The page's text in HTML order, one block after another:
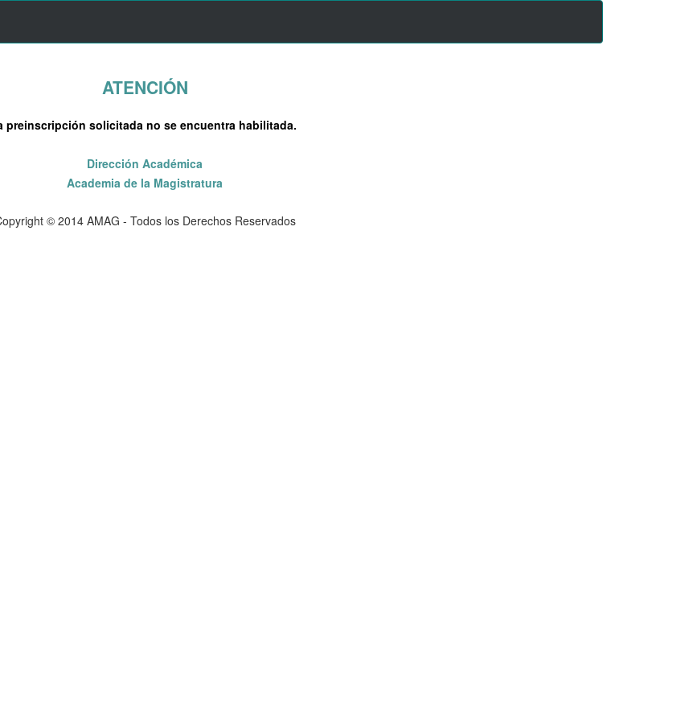
ATENCIÓN
preinscripción solicitada no se encuentra habilitada.
Dirección Académica
Academia de la Magistratura
© 2014 AMAG - Todos los Derechos Reservados